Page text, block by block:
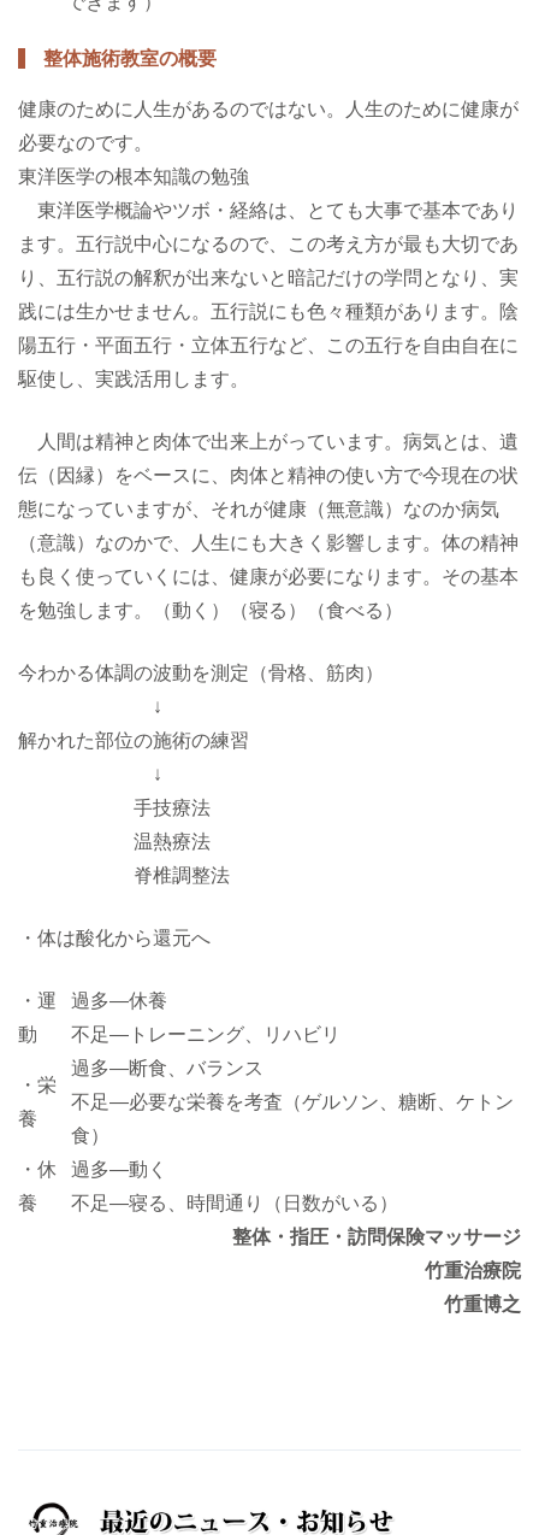
整体施術教室の概要
健康のために人生があるのではない。人生のために健康が
必要なのです。
東洋医学の根本知識の勉強
東洋医学概論やツボ・経絡は、とても大事で基本であり
ます。五行説中心になるので、この考え方が最も大切であ
り、五行説の解釈が出来ないと暗記だけの学問となり、実
践には生かせません。五行説にも色々種類があります。陰
陽五行・平面五行・立体五行など、この五行を自由自在に
駆使し、実践活用します。
人間は精神と肉体で出来上がっています。病気とは、遺
伝（因縁）をベースに、肉体と精神の使い方で今現在の状
態になっていますが、それが健康（無意識）なのか病気
（意識）なのかで、人生にも大きく影響します。体の精神
も良く使っていくには、健康が必要になります。その基本
を勉強します。（動く）（寝る）（食べる）
今わかる体調の波動を測定（骨格、筋肉）
↓
解かれた部位の施術の練習
↓
手技療法
温熱療法
脊椎調整法
・体は酸化から還元へ
・運
動
過多―休養
不足―トレーニング、リハビリ
・栄
養
過多―断食、バランス
不足―必要な栄養を考査（ゲルソン、糖断、ケトン
食）
・休
養
過多―動く
不足―寝る、時間通り（日数がいる）
整体・指圧・訪問保険マッサージ
竹重治療院
竹重博之